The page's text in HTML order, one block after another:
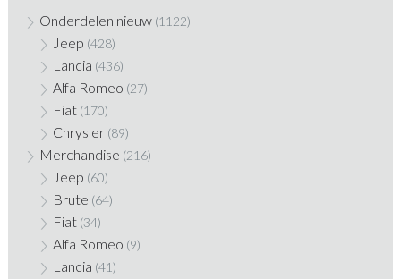
Onderdelen nieuw (1122)
Jeep (428)
Lancia (436)
Alfa Romeo (27)
Fiat (170)
Chrysler (89)
Merchandise (216)
Jeep (60)
Brute (64)
Fiat (34)
Alfa Romeo (9)
Lancia (41)